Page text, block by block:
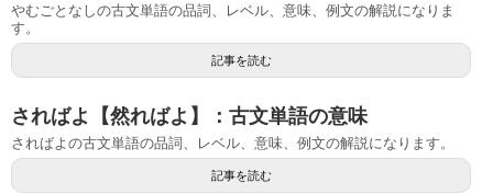
やむごとなしの古文単語の品詞、レベル、意味、例文の解説になりま
す。
記事を読む
さればよ【然ればよ】：古文単語の意味
さればよの古文単語の品詞、レベル、意味、例文の解説になります。
記事を読む